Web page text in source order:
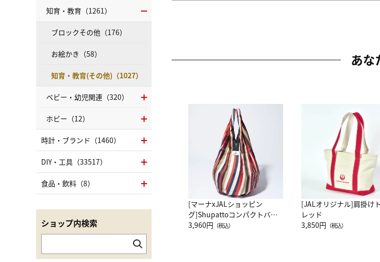
あな
[マーナxJALショッピン
グ]Shupattoコンパクトバッ
グ Drop JAL客室乗務員
3,960円 （税込）
[JALオリジナル]肩掛け
レッド
3,850円 （税込）
知育・教育（1261）
ブロックその他（176）
お絵かき（58）
知育・教育(その他)（1027）
ベビー・幼児関連（320）
ホビー（12）
時計・ブランド（1460）
DIY・工具（33517）
食品・飲料（8）
ショップ内検索